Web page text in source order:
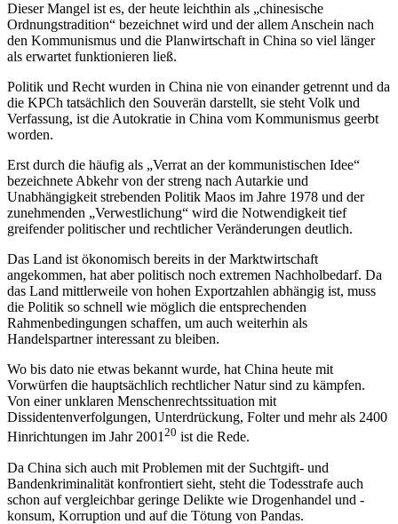
Dieser Mangel ist es, der heute leichthin als „chinesische
Ordnungstradition“ bezeichnet wird und der allem Anschein nach
den Kommunismus und die Planwirtschaft in China so viel länger
als erwartet funktionieren ließ.
Politik und Recht wurden in China nie von einander getrennt und da
die KPCh tatsächlich den Souverän darstellt, sie steht Volk und
Verfassung, ist die Autokratie in China vom Kommunismus geerbt
worden.
Erst durch die häufig als „Verrat an der kommunistischen Idee“
bezeichnete Abkehr von der streng nach Autarkie und
Unabhängigkeit strebenden Politik Maos im Jahre 1978 und der
zunehmenden „Verwestlichung“ wird die Notwendigkeit tief
greifender politischer und rechtlicher Veränderungen deutlich.
Das Land ist ökonomisch bereits in der Marktwirtschaft
angekommen, hat aber politisch noch extremen Nachholbedarf. Da
das Land mittlerweile von hohen Exportzahlen abhängig ist, muss
die Politik so schnell wie möglich die entsprechenden
Rahmenbedingungen schaffen, um auch weiterhin als
Handelspartner interessant zu bleiben.
Wo bis dato nie etwas bekannt wurde, hat China heute mit
Vorwürfen die hauptsächlich rechtlicher Natur sind zu kämpfen.
Von einer unklaren Menschenrechtssituation mit
Dissidentenverfolgungen, Unterdrückung, Folter und mehr als 2400
Hinrichtungen im Jahr 200120 ist die Rede.
Da China sich auch mit Problemen mit der Suchtgift- und
Bandenkriminalität konfrontiert sieht, steht die Todesstrafe auch
schon auf vergleichbar geringe Delikte wie Drogenhandel und -
konsum, Korruption und auf die Tötung von Pandas.